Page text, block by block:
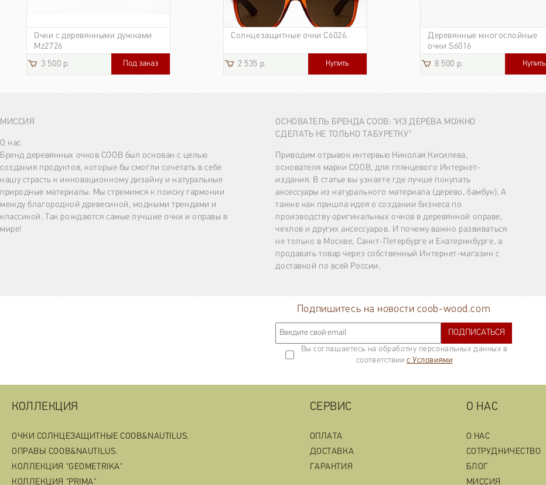
Очки с деревянными дужками
Mz2726
3 500 р.
Под заказ
Солнцезащитные очки C6026.
2 535 р. 3 185 р.
Купить
Деревянные многослойные
очки S6016
8 500 р.
Купить
МИССИЯ
О нас
Бренд деревянных очков COOB был основан с целью
создания продуктов, которые бы смогли сочетать в себе
нашу страсть к инновационному дизайну и натуральные
природные материалы. Мы стремимся к поиску гармонии
между благородной древесиной, модными трендами и
классикой. Так рождаются самые лучшие очки и оправы в
мире!
ОСНОВАТЕЛЬ БРЕНДА COOB: "ИЗ ДЕРЕВА МОЖНО
СДЕЛАТЬ НЕ ТОЛЬКО ТАБУРЕТКУ"
Приводим отрывок интервью Николая Кисилева,
основателя марки COOB, для глянцевого Интернет-
издания. В статье вы узнаете где лучше покупать
аксессуары из натурального материала (дерево, бамбук). А
также как пришла идея о создании бизнеса по
производству оригинальных очков в деревянной оправе,
чехлов и других аксессуаров. И почему важно развиваться
не только в Москве, Санкт-Петербурге и Екатеринбурге, а
продавать товар через собственный Интернет-магазин с
доставкой по всей России.
Подпишитесь на новости coob-wood.com
ПОДПИСАТЬСЯ
Вы соглашаетесь на обработку персональных данных в
соответствиис Условиями
КОЛЛЕКЦИЯ
ОЧКИ СОЛНЦЕЗАЩИТНЫЕ COOB&NAUTILUS.
ОПРАВЫ COOB&NAUTILUS.
КОЛЛЕКЦИЯ "GEOMETRIKA"
КОЛЛЕКЦИЯ "PRIMA"
СЕРВИС
ОПЛАТА
ДОСТАВКА
ГАРАНТИЯ
О НАС
О НАС
СОТРУДНИЧЕСТВО
БЛОГ
МИССИЯ